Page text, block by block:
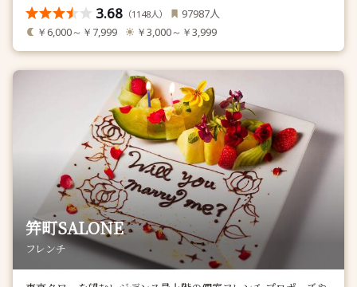
3.68 （1148人） 97987人
￥6,000～￥7,999 ￥3,000～￥3,999
笄町SALONE
フレンチ